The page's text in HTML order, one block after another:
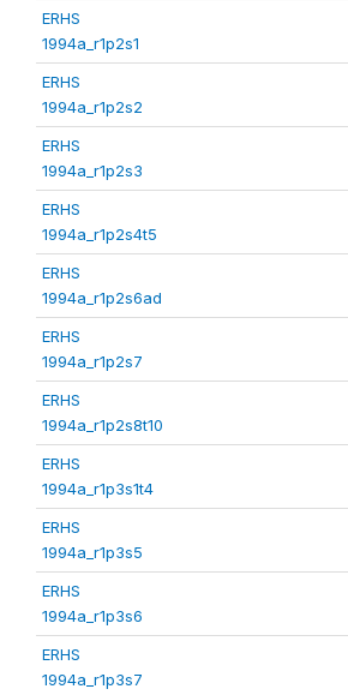
ERHS
1994a_r1p2s1
ERHS
1994a_r1p2s2
ERHS
1994a_r1p2s3
ERHS
1994a_r1p2s4t5
ERHS
1994a_r1p2s6ad
ERHS
1994a_r1p2s7
ERHS
1994a_r1p2s8t10
ERHS
1994a_r1p3s1t4
ERHS
1994a_r1p3s5
ERHS
1994a_r1p3s6
ERHS
1994a_r1p3s7